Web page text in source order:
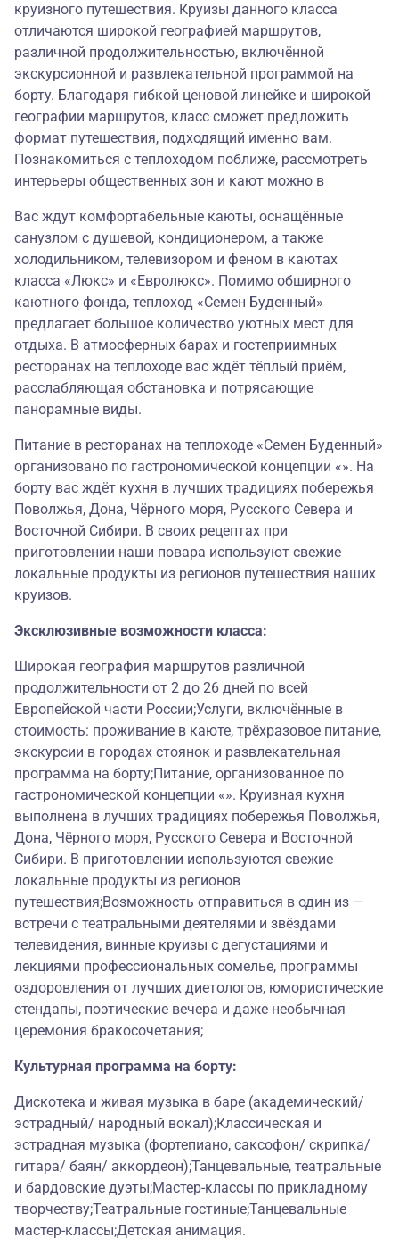
круизного путешествия. Круизы данного класса
отличаются широкой географией маршрутов,
различной продолжительностью, включённой
экскурсионной и развлекательной программой на
борту. Благодаря гибкой ценовой линейке и широкой
географии маршрутов, класс сможет предложить
формат путешествия, подходящий именно вам.
Познакомиться с теплоходом поближе, рассмотреть
интерьеры общественных зон и кают можно в
Вас ждут комфортабельные каюты, оснащённые
санузлом с душевой, кондиционером, а также
холодильником, телевизором и феном в каютах
класса «Люкс» и «Евролюкс». Помимо обширного
каютного фонда, теплоход «Семен Буденный»
предлагает большое количество уютных мест для
отдыха. В атмосферных барах и гостеприимных
ресторанах на теплоходе вас ждёт тёплый приём,
расслабляющая обстановка и потрясающие
панорамные виды.
Питание в ресторанах на теплоходе «Семен Буденный»
организовано по гастрономической концепции «». На
борту вас ждёт кухня в лучших традициях побережья
Поволжья, Дона, Чёрного моря, Русского Севера и
Восточной Сибири. В своих рецептах при
приготовлении наши повара используют свежие
локальные продукты из регионов путешествия наших
круизов.
Эксклюзивные возможности класса:
Широкая география маршрутов различной
продолжительности от 2 до 26 дней по всей
Европейской части России;Услуги, включённые в
стоимость: проживание в каюте, трёхразовое питание,
экскурсии в городах стоянок и развлекательная
программа на борту;Питание, организованное по
гастрономической концепции «». Круизная кухня
выполнена в лучших традициях побережья Поволжья,
Дона, Чёрного моря, Русского Севера и Восточной
Сибири. В приготовлении используются свежие
локальные продукты из регионов
путешествия;Возможность отправиться в один из —
встречи с театральными деятелями и звёздами
телевидения, винные круизы с дегустациями и
лекциями профессиональных сомелье, программы
оздоровления от лучших диетологов, юмористические
стендапы, поэтические вечера и даже необычная
церемония бракосочетания;
Культурная программа на борту:
Дискотека и живая музыка в баре (академический/
эстрадный/ народный вокал);Классическая и
эстрадная музыка (фортепиано, саксофон/ скрипка/
гитара/ баян/ аккордеон);Танцевальные, театральные
и бардовские дуэты;Мастер-классы по прикладному
творчеству;Театральные гостиные;Танцевальные
мастер-классы;Детская анимация.